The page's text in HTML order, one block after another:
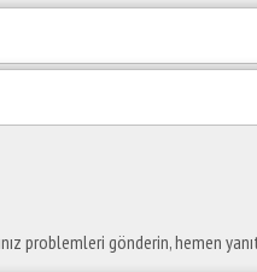
problemleri gönderin, hemen